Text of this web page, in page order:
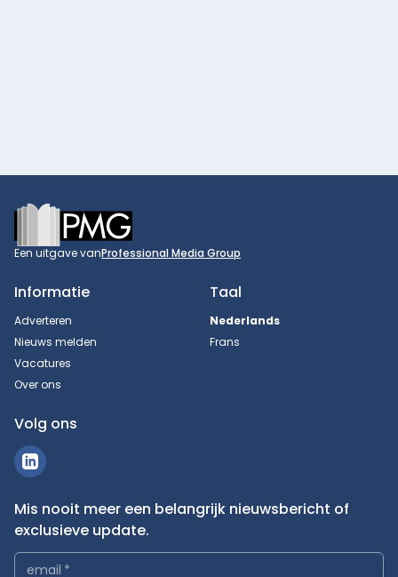
Footer
Een uitgave vanProfessional Media Group
Informatie
Adverteren
Nieuws melden
Vacatures
Over ons
Taal
Nederlands
Frans
Volg ons
Mis nooit meer een belangrijk nieuwsbericht of
exclusieve update.
email *